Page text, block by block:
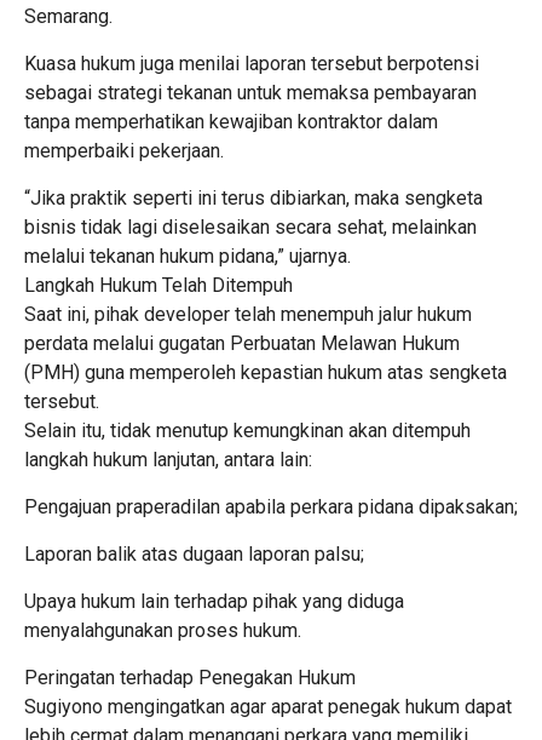
Semarang.
Kuasa hukum juga menilai laporan tersebut berpotensi
sebagai strategi tekanan untuk memaksa pembayaran
tanpa memperhatikan kewajiban kontraktor dalam
memperbaiki pekerjaan.
“Jika praktik seperti ini terus dibiarkan, maka sengketa
bisnis tidak lagi diselesaikan secara sehat, melainkan
melalui tekanan hukum pidana,” ujarnya.
Langkah Hukum Telah Ditempuh
Saat ini, pihak developer telah menempuh jalur hukum
perdata melalui gugatan Perbuatan Melawan Hukum
(PMH) guna memperoleh kepastian hukum atas sengketa
tersebut.
Selain itu, tidak menutup kemungkinan akan ditempuh
langkah hukum lanjutan, antara lain:
Pengajuan praperadilan apabila perkara pidana dipaksakan;
Laporan balik atas dugaan laporan palsu;
Upaya hukum lain terhadap pihak yang diduga
menyalahgunakan proses hukum.
Peringatan terhadap Penegakan Hukum
Sugiyono mengingatkan agar aparat penegak hukum dapat
lebih cermat dalam menangani perkara yang memiliki